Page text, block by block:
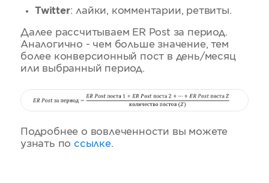
Twitter: лайки, комментарии, ретвиты.
Далее рассчитываем ER Post за период.
Аналогично - чем больше значение, тем
более конверсионный пост в день/месяц
или выбранный период.
Подробнее о вовлеченности вы можете
узнать по ссылке.